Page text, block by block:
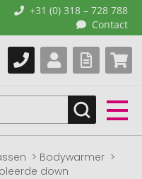
+31 (0) 318 – 728 788
Contact
Bodywarmer
down